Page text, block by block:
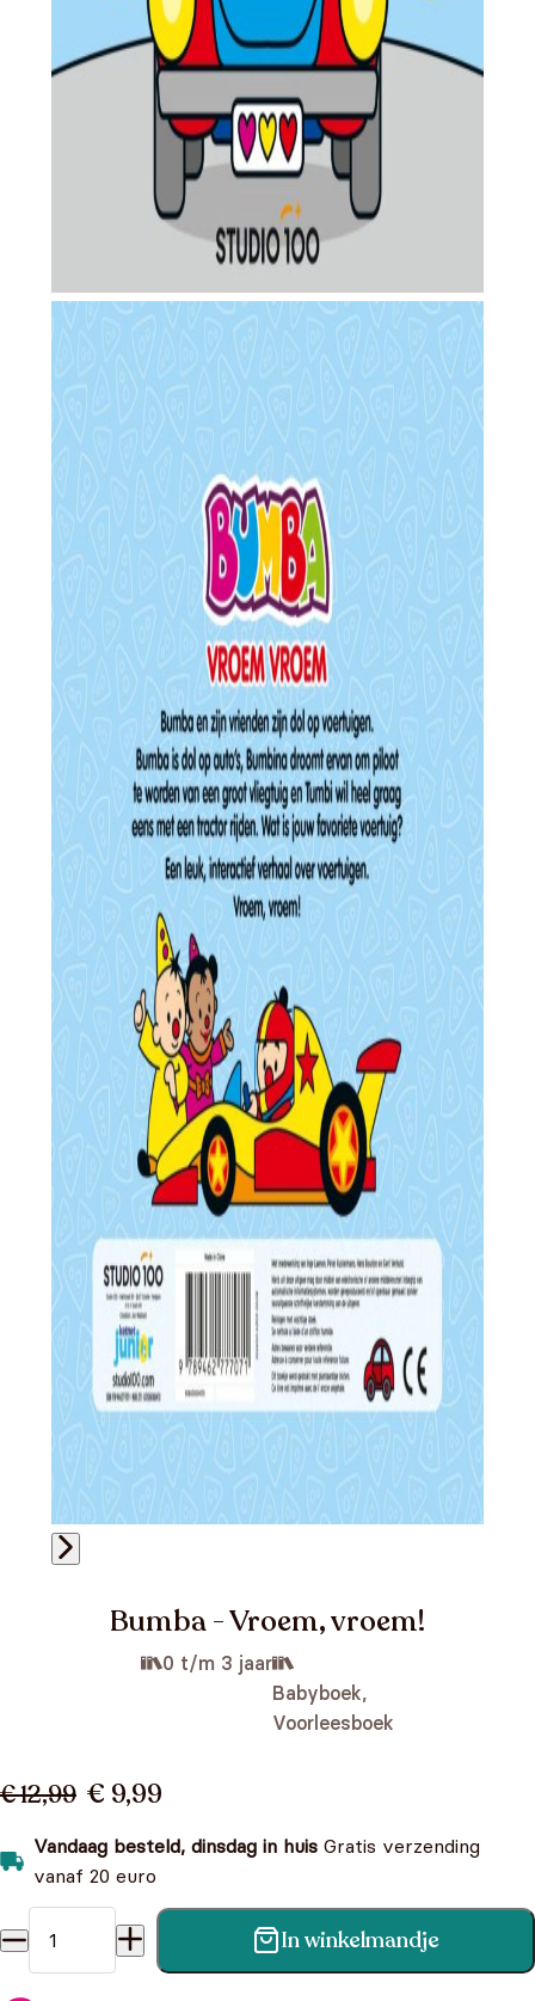
Bumba - Vroem, vroem!
0 t/m 3 jaar
Babyboek,
Voorleesboek
€ 12,99 € 9,99
Vandaag besteld, dinsdag in huis Gratis verzending
vanaf 20 euro
Bumba - Vroem, vroem! aantal In winkelmandje